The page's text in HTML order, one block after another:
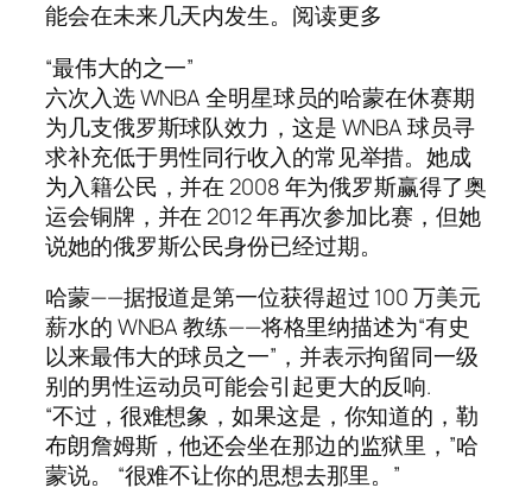
能会在未来几天内发生。阅读更多
“最伟大的之一”
六次入选 WNBA 全明星球员的哈蒙在休赛期
为几支俄罗斯球队效力，这是 WNBA 球员寻
求补充低于男性同行收入的常见举措。她成
为入籍公民，并在 2008 年为俄罗斯赢得了奥
运会铜牌，并在 2012 年再次参加比赛，但她
说她的俄罗斯公民身份已经过期。
哈蒙——据报道是第一位获得超过 100 万美元
薪水的 WNBA 教练——将格里纳描述为“有史
以来最伟大的球员之一”，并表示拘留同一级
别的男性运动员可能会引起更大的反响.
“不过，很难想象，如果这是，你知道的，勒
布朗詹姆斯，他还会坐在那边的监狱里，”哈
蒙说。 “很难不让你的思想去那里。”